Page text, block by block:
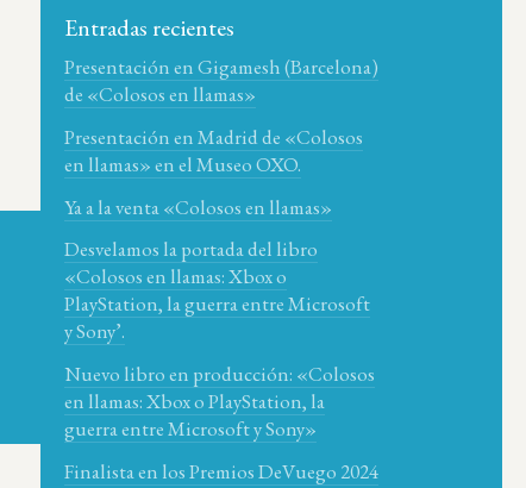
Entradas recientes
Presentación en Gigamesh (Barcelona)
de «Colosos en llamas»
Presentación en Madrid de «Colosos
en llamas» en el Museo OXO.
Ya a la venta «Colosos en llamas»
Desvelamos la portada del libro
«Colosos en llamas: Xbox o
PlayStation, la guerra entre Microsoft
y Sony’.
Nuevo libro en producción: «Colosos
en llamas: Xbox o PlayStation, la
guerra entre Microsoft y Sony»
Finalista en los Premios DeVuego 2024